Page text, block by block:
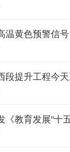
温黄色预警信
段提升工程今
教育发展"十